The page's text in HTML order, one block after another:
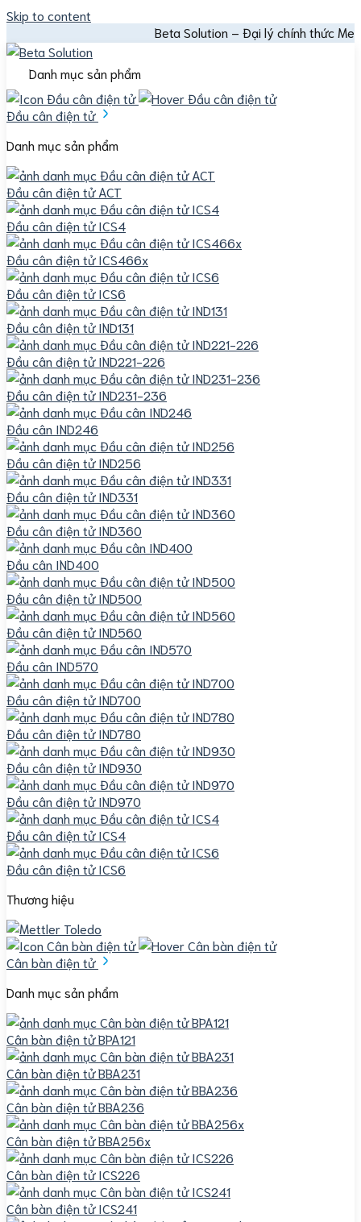
Skip to content
Beta Solution – Đại lý chính thức Mettler
Danh mục sản phẩm
Đầu cân điện tử
Danh mục sản phẩm
Đầu cân điện tử ACT
Đầu cân điện tử ICS4
Đầu cân điện tử ICS466x
Đầu cân điện tử ICS6
Đầu cân điện tử IND131
Đầu cân điện tử IND221-226
Đầu cân điện tử IND231-236
Đầu cân IND246
Đầu cân điện tử IND256
Đầu cân điện tử IND331
Đầu cân điện tử IND360
Đầu cân IND400
Đầu cân điện tử IND500
Đầu cân điện tử IND560
Đầu cân IND570
Đầu cân điện tử IND700
Đầu cân điện tử IND780
Đầu cân điện tử IND930
Đầu cân điện tử IND970
Đầu cân điện tử ICS4
Đầu cân điện tử ICS6
Thương hiệu
Cân bàn điện tử
Danh mục sản phẩm
Cân bàn điện tử BPA121
Cân bàn điện tử BBA231
Cân bàn điện tử BBA236
Cân bàn điện tử BBA256x
Cân bàn điện tử ICS226
Cân bàn điện tử ICS241